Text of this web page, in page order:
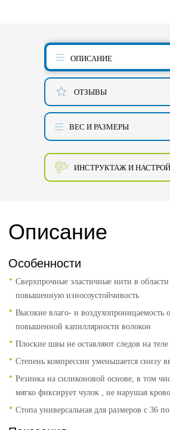
ОПИСАНИЕ
ОТЗЫВЫ
ВЕС И РАЗМЕРЫ
ИНСТРУКТАЖ И
Описание
Особенности
Сверхпрочные эластичные нити в
повышенную износоустойчивость
Высокие влаго- и воздухопроницаемость
повышенной капиллярности волокон
Плоские швы не оставляют следов на теле
Степень компрессии уменьшается снизу
Резинка на силиконовой основе, в том
мягко фиксирует чулок , не нарушая
Стопа универсальная для размеров с 36